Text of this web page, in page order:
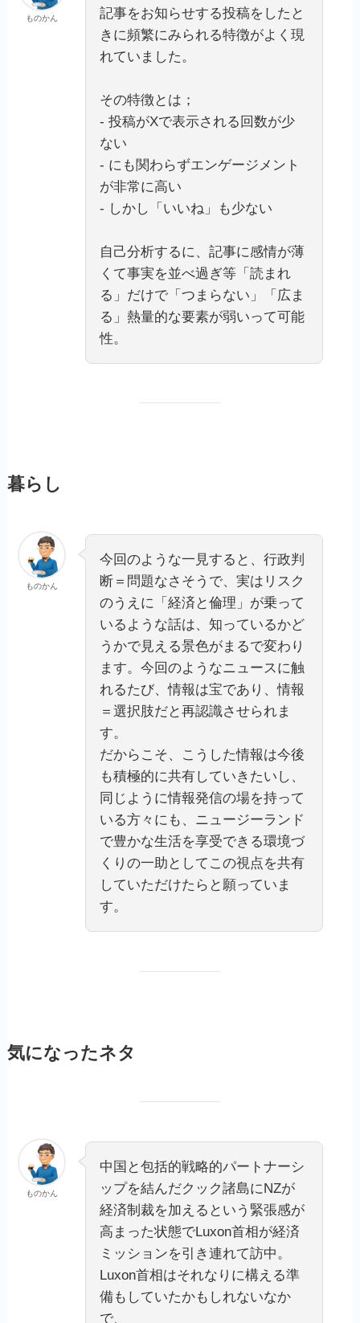
ものかん
記事をお知らせする投稿をしたと
きに頻繁にみられる特徴がよく現
れていました。
その特徴とは；
‐ 投稿がXで表示される回数が少
ない
‐ にも関わらずエンゲージメント
が非常に高い
‐ しかし「いいね」も少ない
自己分析するに、記事に感情が薄
くて事実を並べ過ぎ等「読まれ
る」だけで「つまらない」「広ま
る」熱量的な要素が弱いって可能
性。
暮らし
ものかん
今回のような一見すると、行政判
断＝問題なさそうで、実はリスク
のうえに「経済と倫理」が乗って
いるような話は、知っているかど
うかで見える景色がまるで変わり
ます。今回のようなニュースに触
れるたび、情報は宝であり、情報
＝選択肢だと再認識させられま
す。
だからこそ、こうした情報は今後
も積極的に共有していきたいし、
同じように情報発信の場を持って
いる方々にも、ニュージーランド
で豊かな生活を享受できる環境づ
くりの一助としてこの視点を共有
していただけたらと願っていま
す。
気になったネタ
ものかん
中国と包括的戦略的パートナーシ
ップを結んだクック諸島にNZが
経済制裁を加えるという緊張感が
高まった状態でLuxon首相が経済
ミッションを引き連れて訪中。
Luxon首相はそれなりに構える準
備もしていたかもしれないなか
で、